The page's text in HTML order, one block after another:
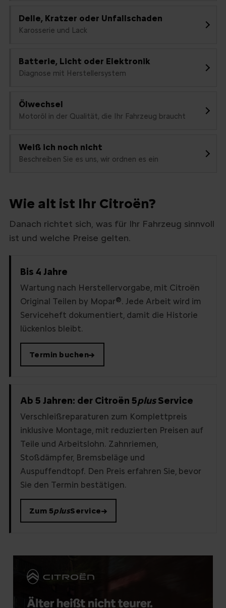
Delle, Kratzer oder Unfallschaden
Karosserie und Lack
Batterie, Licht oder Elektronik
Diagnose mit Herstellersystem
Ölwechsel
Motoröl in der Qualität, die Ihr Fahrzeug braucht
Weiß ich noch nicht
Beschreiben Sie es uns, wir ordnen es ein
Wie alt ist Ihr Citroën?
Danach richtet sich, was für Ihr Fahrzeug sinnvoll
ist und welche Preise gelten.
Bis 4 Jahre
Wartung nach Herstellervorgabe, mit Citroën
Original Teilen by Mopar®. Jede Arbeit wird im
Serviceheft dokumentiert, damit die Historie
lückenlos bleibt.
Termin buchen→
Ab 5 Jahren: der Citroën 5plusService
Verschleißreparaturen zum Komplettpreis
inklusive Montage, mit reduzierten Preisen auf
Teile und Arbeitslohn. Zahnriemen,
Stoßdämpfer, Bremsbeläge und
Auspuffendtopf. Den Preis erfahren Sie, bevor
Sie den Termin bestätigen.
Zum 5plusService→